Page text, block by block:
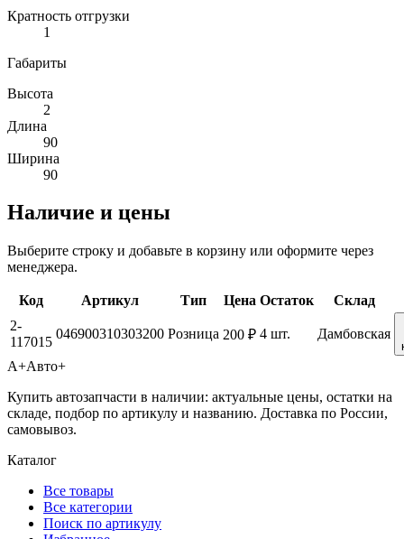
Кратность отгрузки
1
Габариты
Высота
2
Длина
90
Ширина
90
Наличие и цены
Выберите строку и добавьте в корзину или оформите через
менеджера.
Код Артикул Тип Цена Остаток
Склад
2-
117015
046900310303200 Розница 200 ₽ 4 шт. Дамбовская
А+Авто+
Купить автозапчасти в наличии: актуальные цены, остатки на
складе, подбор по артикулу и названию. Доставка по России,
самовывоз.
Каталог
Все товары
Все категории
Поиск по артикулу